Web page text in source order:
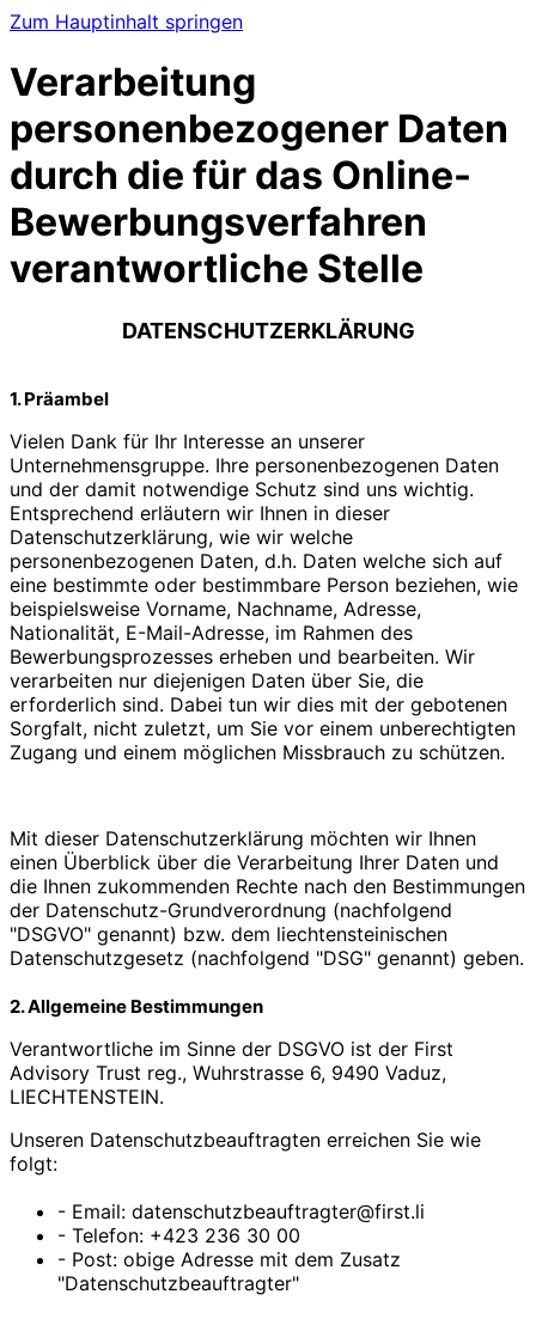
Zum Hauptinhalt springen
Verarbeitung
personenbezogener Daten
durch die für das Online-
Bewerbungsverfahren
verantwortliche Stelle
DATENSCHUTZERKLÄRUNG
1. Präambel
Vielen Dank für Ihr Interesse an unserer
Unternehmensgruppe. Ihre personenbezogenen Daten
und der damit notwendige Schutz sind uns wichtig.
Entsprechend erläutern wir Ihnen in dieser
Datenschutzerklärung, wie wir welche
personenbezogenen Daten, d.h. Daten welche sich auf
eine bestimmte oder bestimmbare Person beziehen, wie
beispielsweise Vorname, Nachname, Adresse,
Nationalität, E-Mail-Adresse, im Rahmen des
Bewerbungsprozesses erheben und bearbeiten. Wir
verarbeiten nur diejenigen Daten über Sie, die
erforderlich sind. Dabei tun wir dies mit der gebotenen
Sorgfalt, nicht zuletzt, um Sie vor einem unberechtigten
Zugang und einem möglichen Missbrauch zu schützen.
Mit dieser Datenschutzerklärung möchten wir Ihnen
einen Überblick über die Verarbeitung Ihrer Daten und
die Ihnen zukommenden Rechte nach den Bestimmungen
der Datenschutz-Grundverordnung (nachfolgend
"DSGVO" genannt) bzw. dem liechtensteinischen
Datenschutzgesetz (nachfolgend "DSG" genannt) geben.
2. Allgemeine Bestimmungen
Verantwortliche im Sinne der DSGVO ist der First
Advisory Trust reg., Wuhrstrasse 6, 9490 Vaduz,
LIECHTENSTEIN.
Unseren Datenschutzbeauftragten erreichen Sie wie
folgt:
- Email: datenschutzbeauftragter@first.li
- Telefon: +423 236 30 00
- Post: obige Adresse mit dem Zusatz
"Datenschutzbeauftragter"